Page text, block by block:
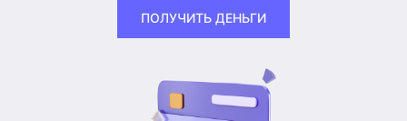
ПОЛУЧИТЬ ДЕНЬГИ